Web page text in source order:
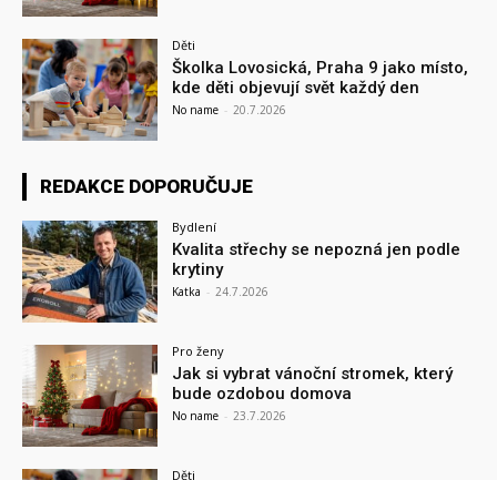
Děti
Školka Lovosická, Praha 9 jako místo,
kde děti objevují svět každý den
No name - 20.7.2026
REDAKCE DOPORUČUJE
Bydlení
Kvalita střechy se nepozná jen podle
krytiny
Katka - 24.7.2026
Pro ženy
Jak si vybrat vánoční stromek, který
bude ozdobou domova
No name - 23.7.2026
Děti